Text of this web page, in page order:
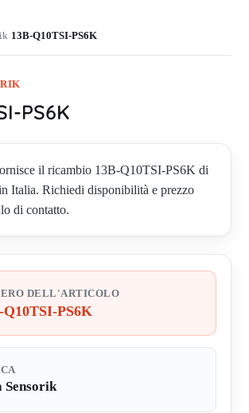
›13B-Q10TSI-PS6K
PS6K
il ricambio 13B-Q10TSI-PS6K di
Italia. Richiedi disponibilità e prezzo
di contatto.
DELL'ARTICOLO
Q10TSI-PS6K
Sensorik